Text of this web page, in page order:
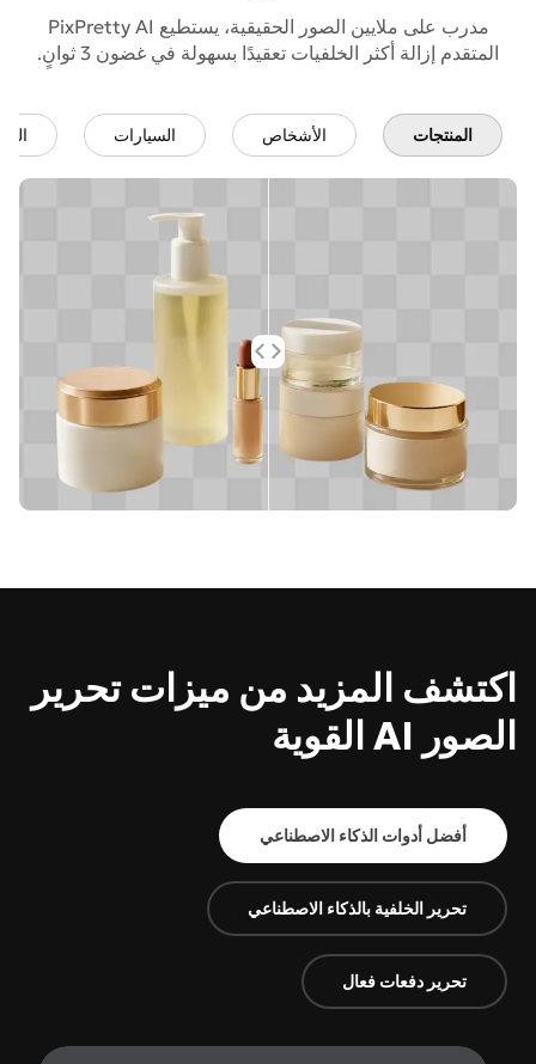
مدرب على ملايين الصور الحقيقية، يستطيع PixPretty AI
المتقدم إزالة أكثر الخلفيات تعقيدًا بسهولة في غضون 3 ثوانٍ.
المنتجات الأشخاص السيارات
اكتشف المزيد من ميزات تحرير
الصور AI القوية
أفضل أدوات الذكاء الاصطناعي
تحرير الخلفية بالذكاء الاصطناعي
تحرير دفعات فعال